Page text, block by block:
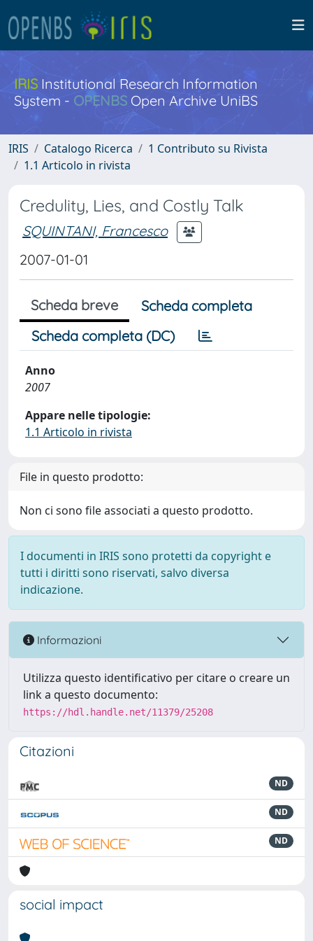
IRISInstitutional Research Information
System - OPENBS Open Archive UniBS
IRIS Catalogo Ricerca
1 Contributo su Rivista
1.1 Articolo in rivista
Credulity, Lies, and Costly Talk
SQUINTANI, Francesco
2007-01-01
Scheda breve
Scheda completa
Scheda completa (DC)
Anno
2007
Appare nelle tipologie:
1.1 Articolo in rivista
File in questo prodotto:
Non ci sono file associati a questo prodotto.
I documenti in IRIS sono protetti da copyright e
tutti i diritti sono riservati, salvo diversa
indicazione.
Informazioni
Utilizza questo identificativo per citare o creare un
link a questo documento:
https://hdl.handle.net/11379/25208
Citazioni
ND
ND
ND
social impact